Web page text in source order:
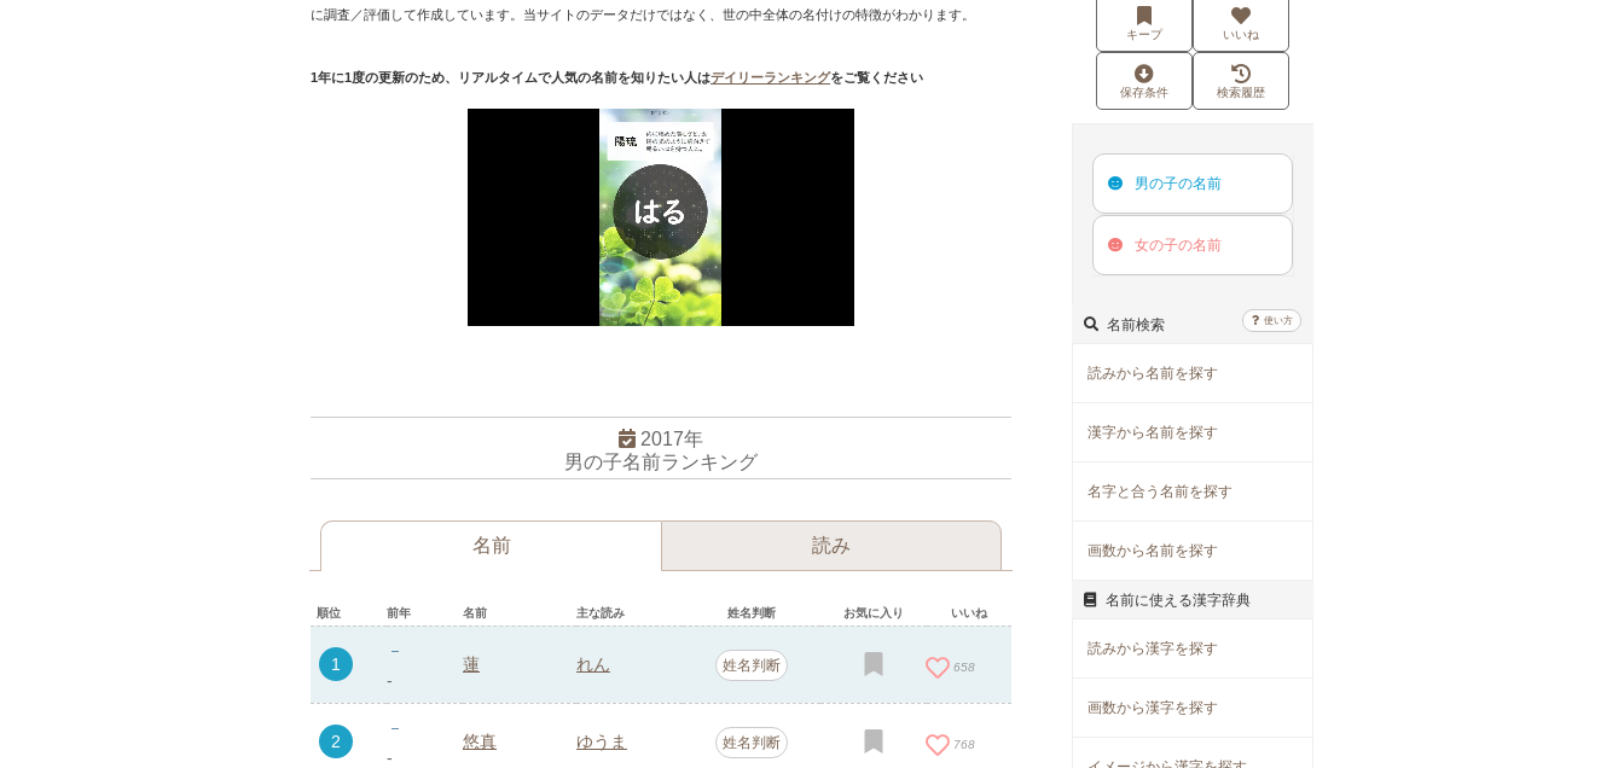
に調査／評価して作成しています。当サイトのデータだけではなく、世の中全体の名付けの特徴がわかります。
1年に1度の更新のため、リアルタイムで人気の名前を知りたい人はデイリーランキングをご覧ください
2017年
男の子名前ランキング
名前 読み
順位 前年 名前 主な読み 姓名判断 お気に入り いいね
1
-
蓮 れん 姓名判断 658
2
-
悠真 ゆうま 姓名判断 768
キープ いいね
保存条件 検索履歴
男の子の名前
女の子の名前
名前検索 使い方
読みから名前を探す
漢字から名前を探す
名字と合う名前を探す
画数から名前を探す
名前に使える漢字辞典
読みから漢字を探す
画数から漢字を探す